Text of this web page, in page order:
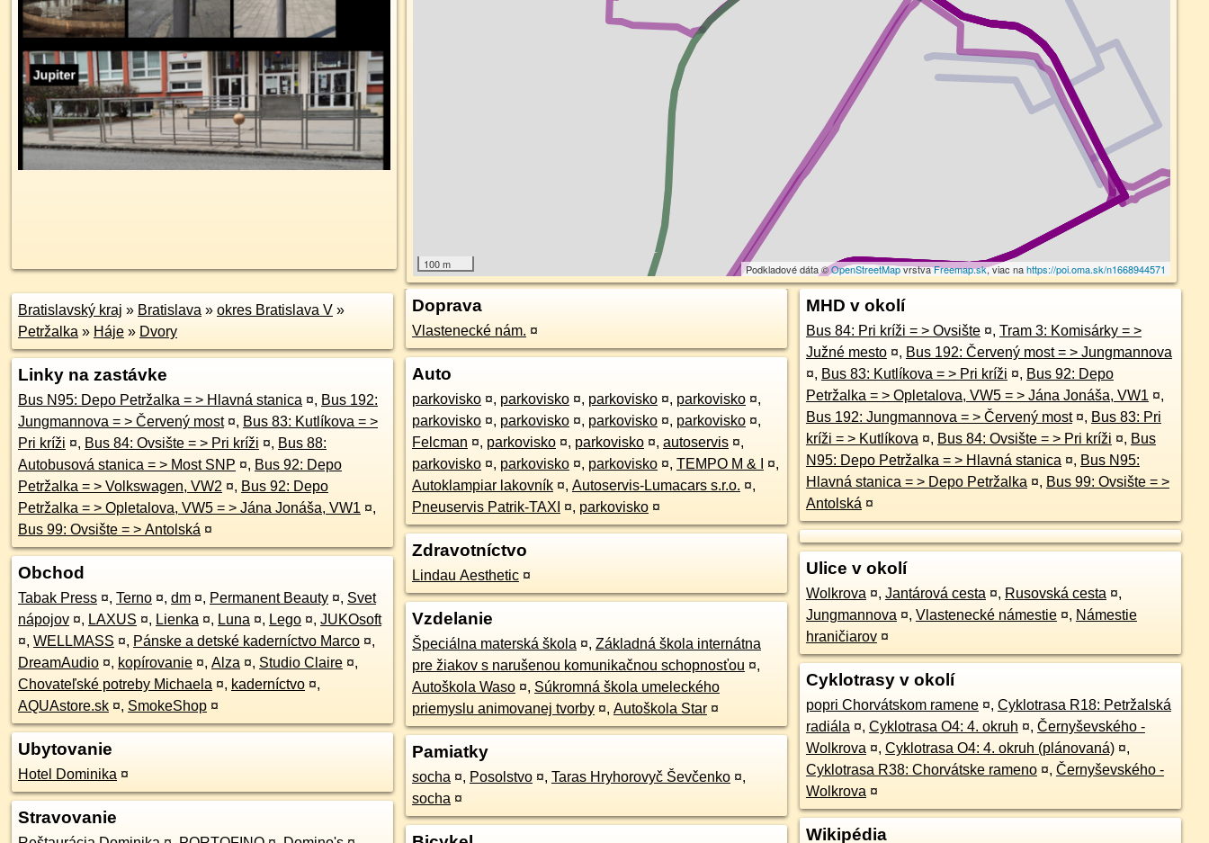
100 m Podkladové dáta ©OpenStreetMapvrstvaFreemap.sk, viac nahttps://poi.oma.sk/n1668944571
Bratislavský kraj » Bratislava » okres Bratislava V »
Petržalka » Háje » Dvory
Linky na zastávke
Bus N95: Depo Petržalka = > Hlavná stanica ¤, Bus 192:
Jungmannova = > Červený most ¤, Bus 83: Kutlíkova = >
Pri kríži ¤, Bus 84: Ovsište = > Pri kríži ¤, Bus 88:
Autobusová stanica = > Most SNP ¤, Bus 92: Depo
Petržalka = > Volkswagen, VW2 ¤, Bus 92: Depo
Petržalka = > Opletalova, VW5 = > Jána Jonáša, VW1 ¤,
Bus 99: Ovsište = > Antolská ¤
Obchod
Tabak Press ¤, Terno ¤, dm ¤, Permanent Beauty ¤, Svet
nápojov ¤, LAXUS ¤, Lienka ¤, Luna ¤, Lego ¤, JUKOsoft
¤, WELLMASS ¤, Pánske a detské kaderníctvo Marco ¤,
DreamAudio ¤, kopírovanie ¤, Alza ¤, Studio Claire ¤,
Chovateľské potreby Michaela ¤, kaderníctvo ¤,
AQUAstore.sk ¤, SmokeShop ¤
Ubytovanie
Hotel Dominika ¤
Stravovanie
Doprava
Vlastenecké nám. ¤
Auto
parkovisko ¤, parkovisko ¤, parkovisko ¤, parkovisko ¤,
parkovisko ¤, parkovisko ¤, parkovisko ¤, parkovisko ¤,
Felcman ¤, parkovisko ¤, parkovisko ¤, autoservis ¤,
parkovisko ¤, parkovisko ¤, parkovisko ¤, TEMPO M & I ¤,
Autoklampiar lakovník ¤, Autoservis-Lumacars s.r.o. ¤,
Pneuservis Patrik-TAXI ¤, parkovisko ¤
Zdravotníctvo
Lindau Aesthetic ¤
Vzdelanie
Špeciálna materská škola ¤, Základná škola internátna
pre žiakov s narušenou komunikačnou schopnosťou ¤,
Autoškola Waso ¤, Súkromná škola umeleckého
priemyslu animovanej tvorby ¤, Autoškola Star ¤
Pamiatky
socha ¤, Posolstvo ¤, Taras Hryhorovyč Ševčenko ¤,
socha ¤
MHD v okolí
Bus 84: Pri kríži = > Ovsište ¤, Tram 3: Komisárky = >
Južné mesto ¤,
Bus 192: Červený most = > Jungmannova
¤, Bus 83: Kutlíkova = > Pri kríži ¤, Bus 92: Depo
Petržalka = > Opletalova, VW5 = > Jána Jonáša, VW1 ¤,
Bus 192: Jungmannova = > Červený most ¤, Bus 83: Pri
kríži = > Kutlíkova ¤, Bus 84: Ovsište = > Pri kríži ¤, Bus
N95: Depo Petržalka = > Hlavná stanica ¤, Bus N95:
Hlavná stanica = > Depo Petržalka ¤, Bus 99: Ovsište = >
Antolská ¤
Ulice v okolí
Wolkrova ¤, Jantárová cesta ¤, Rusovská cesta ¤,
Jungmannova ¤, Vlastenecké námestie ¤, Námestie
hraničiarov ¤
Cyklotrasy v okolí
popri Chorvátskom ramene ¤, Cyklotrasa R18: Petržalská
radiála ¤, Cyklotrasa O4: 4. okruh ¤, Černyševského -
Wolkrova ¤, Cyklotrasa O4: 4. okruh (plánovaná) ¤,
Cyklotrasa R38: Chorvátske rameno ¤, Černyševského -
Wolkrova ¤
Wikipédia